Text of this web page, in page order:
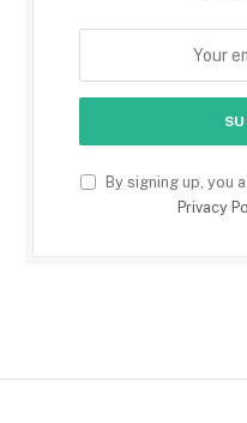
By signing up, you
Privacy